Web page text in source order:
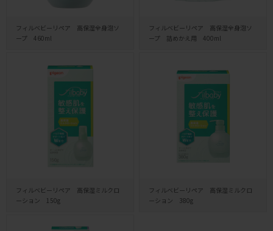
フィルベビーリペア 高保湿全身泡ソ
ープ 460ml
フィルベビーリペア 高保湿全身泡ソ
ープ 詰めかえ用 400ml
フィルベビーリペア 高保湿ミルクロ
ーション 150g
フィルベビーリペア 高保湿ミルクロ
ーション 380g